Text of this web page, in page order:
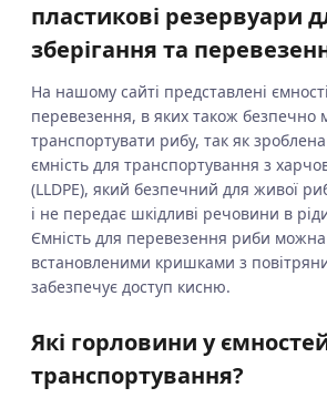
пластикові резервуари
зберігання та
На нашому сайті представлені
перевезення, в яких також безпечно
транспортувати рибу, так як
ємність для транспортування з
(LLDPE), який безпечний для живої
і не передає шкідливі речовини в
Ємність для перевезення риби
встановленими кришками з
забезпечує доступ кисню.
Які горловини у
транспортування?